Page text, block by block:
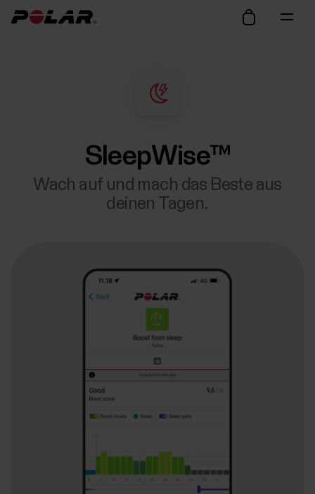
SleepWise™
Wach auf und mach das Beste aus
deinen Tagen.